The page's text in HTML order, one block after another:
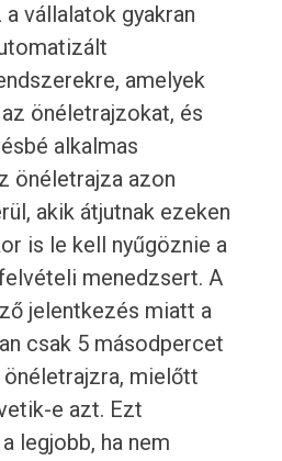
vállalatok gyakran
amelyek
önéletrajzokat, és
alkalmas
önéletrajza azon
akik átjutnak ezeken
is le kell nyűgöznie a
menedzsert. A
jelentkezés miatt a
csak 5 másodpercet
önéletrajzra, mielőtt
e azt. Ezt
legjobb, ha nem